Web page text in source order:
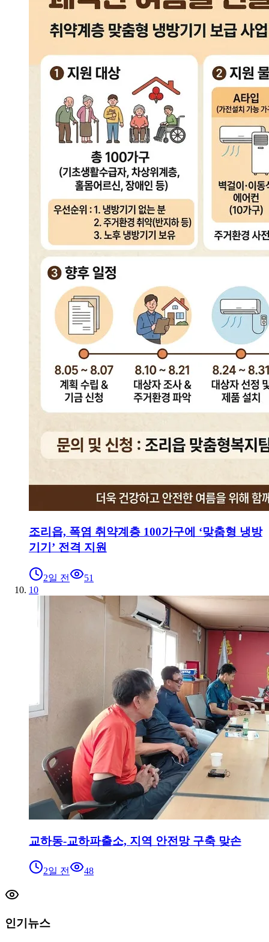
조리읍, 폭염 취약계층 100가구에 ‘맞춤형 냉방
기기’ 전격 지원
2일 전
51
10
교하동-교하파출소, 지역 안전망 구축 맞손
2일 전 48
인기뉴스